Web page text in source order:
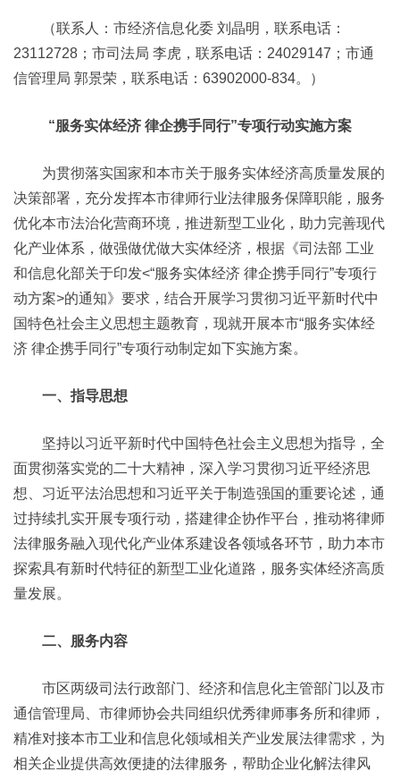
（联系人：市经济信息化委 刘晶明，联系电话：
23112728；市司法局 李虎，联系电话：24029147；市通
信管理局 郭景荣，联系电话：63902000-834。）
“服务实体经济 律企携手同行”专项行动实施方案
为贯彻落实国家和本市关于服务实体经济高质量发展的
决策部署，充分发挥本市律师行业法律服务保障职能，服务
优化本市法治化营商环境，推进新型工业化，助力完善现代
化产业体系，做强做优做大实体经济，根据《司法部 工业
和信息化部关于印发<“服务实体经济 律企携手同行”专项行
动方案>的通知》要求，结合开展学习贯彻习近平新时代中
国特色社会主义思想主题教育，现就开展本市“服务实体经
济 律企携手同行”专项行动制定如下实施方案。
一、指导思想
坚持以习近平新时代中国特色社会主义思想为指导，全
面贯彻落实党的二十大精神，深入学习贯彻习近平经济思
想、习近平法治思想和习近平关于制造强国的重要论述，通
过持续扎实开展专项行动，搭建律企协作平台，推动将律师
法律服务融入现代化产业体系建设各领域各环节，助力本市
探索具有新时代特征的新型工业化道路，服务实体经济高质
量发展。
二、服务内容
市区两级司法行政部门、经济和信息化主管部门以及市
通信管理局、市律师协会共同组织优秀律师事务所和律师，
精准对接本市工业和信息化领域相关产业发展法律需求，为
相关企业提供高效便捷的法律服务，帮助企业化解法律风